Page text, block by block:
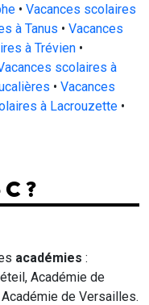
• Vacances scolaires
à Tanus • Vacances
à Trévien •
scolaires à
• Vacances
à Lacrouzette •
?
académies :
Académie de
de Versailles.